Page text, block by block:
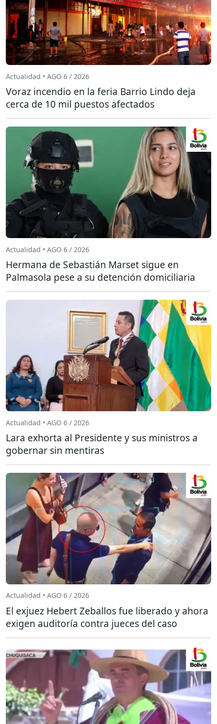
Actualidad • AGO 6 / 2026
Voraz incendio en la feria Barrio Lindo deja
cerca de 10 mil puestos afectados
Actualidad • AGO 6 / 2026
Hermana de Sebastián Marset sigue en
Palmasola pese a su detención domiciliaria
Actualidad • AGO 6 / 2026
Lara exhorta al Presidente y sus ministros a
gobernar sin mentiras
Actualidad • AGO 6 / 2026
El exjuez Hebert Zeballos fue liberado y ahora
exigen auditoría contra jueces del caso